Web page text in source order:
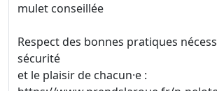
mulet conseillée
Respect des bonnes pratiques
sécurité
et le plaisir de chacun·e :